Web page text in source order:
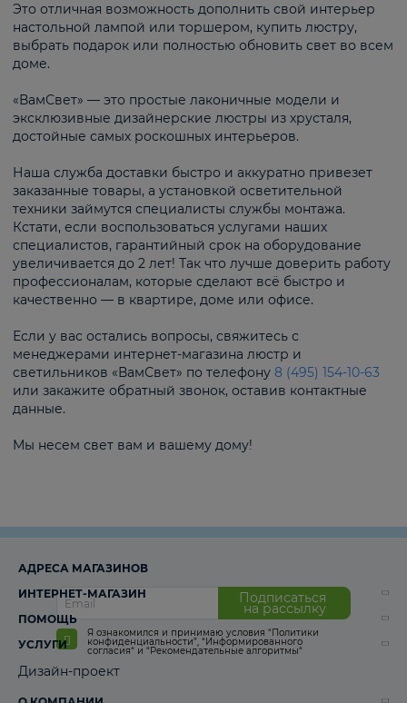
Это отличная возможность дополнить свой интерьер
настольной лампой или торшером, купить люстру,
выбрать подарок или полностью обновить свет во всем
доме.
«ВамСвет» — это простые лаконичные модели и
эксклюзивные дизайнерские люстры из хрусталя,
достойные самых роскошных интерьеров.
Наша служба доставки быстро и аккуратно привезет
заказанные товары, а установкой осветительной
техники займутся специалисты службы монтажа.
Кстати, если воспользоваться услугами наших
специалистов, гарантийный срок на оборудование
увеличивается до 2 лет! Так что лучше доверить работу
профессионалам, которые сделают всё быстро и
качественно — в квартире, доме или офисе.
Если у вас остались вопросы, свяжитесь с
менеджерами интернет-магазина люстр и
светильников «ВамСвет» по телефону 8 (495) 154-10-63
или закажите обратный звонок, оставив контактные
данные.
Мы несем свет вам и вашему дому!
Подписаться
на рассылку
Я ознакомился и принимаю условия “Политики
конфиденциальности”, “Информированного
согласия“ и “Рекомендательные алгоритмы“
АДРЕСА МАГАЗИНОВ
ИНТЕРНЕТ-МАГАЗИН
ПОМОЩЬ
УСЛУГИ
Дизайн-проект